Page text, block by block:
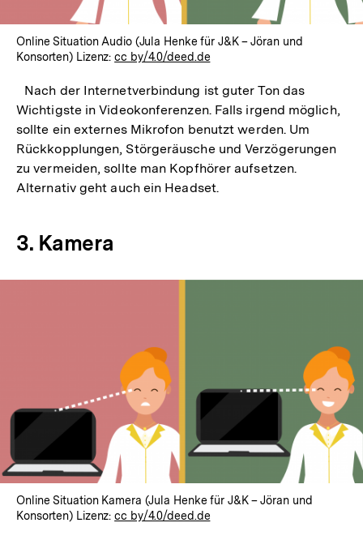
Online Situation Audio (Jula Henke für J&K – Jöran und
Konsorten) Lizenz:cc by/4.0/deed.de
Nach der Internetverbindung ist guter Ton das
Wichtigste in Videokonferenzen. Falls irgend möglich,
sollte ein externes Mikrofon benutzt werden. Um
Rückkopplungen, Störgeräusche und Verzögerungen
zu vermeiden, sollte man Kopfhörer aufsetzen.
Alternativ geht auch ein Headset.
3. Kamera
Online Situation Kamera (Jula Henke für J&K – Jöran und
Konsorten) Lizenz:cc by/4.0/deed.de